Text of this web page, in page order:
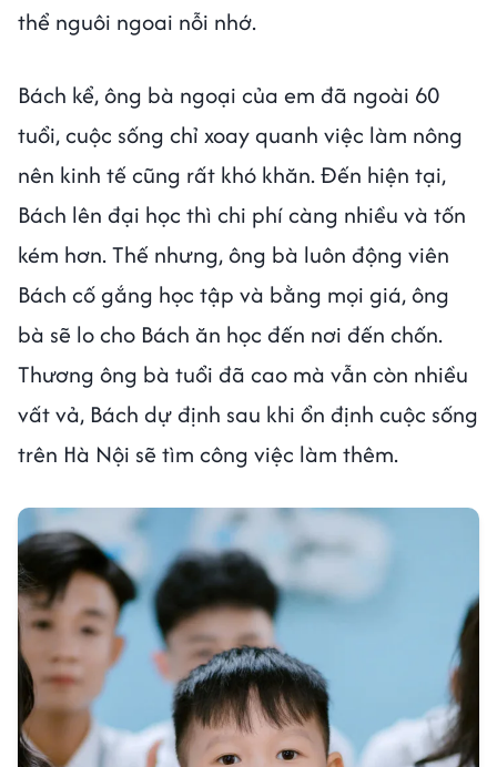
thể nguôi ngoai nỗi nhớ.
Bách kể, ông bà ngoại của em đã ngoài 60
tuổi, cuộc sống chỉ xoay quanh việc làm nông
nên kinh tế cũng rất khó khăn. Đến hiện tại,
Bách lên đại học thì chi phí càng nhiều và tốn
kém hơn. Thế nhưng, ông bà luôn động viên
Bách cố gắng học tập và bằng mọi giá, ông
bà sẽ lo cho Bách ăn học đến nơi đến chốn.
Thương ông bà tuổi đã cao mà vẫn còn nhiều
vất vả, Bách dự định sau khi ổn định cuộc sống
trên Hà Nội sẽ tìm công việc làm thêm.